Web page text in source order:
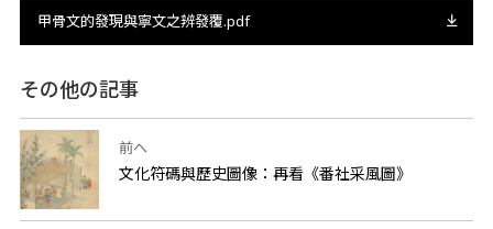
甲骨文的發現與寧文之辨發覆.pdf
その他の記事
前へ
文化符碼與歷史圖像：再看《番社采風圖》